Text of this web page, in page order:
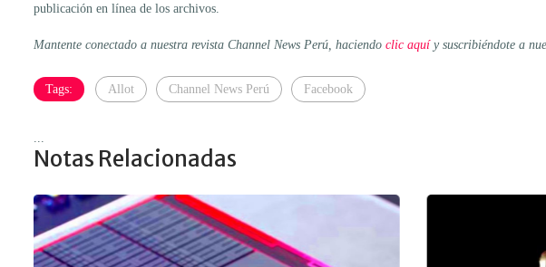
publicación en línea de los archivos.
Mantente conectado a nuestra revista Channel News Perú, haciendo clic aquíy suscribiéndote a
Tags: Allot Channel News Perú Facebook
Notas Relacionadas